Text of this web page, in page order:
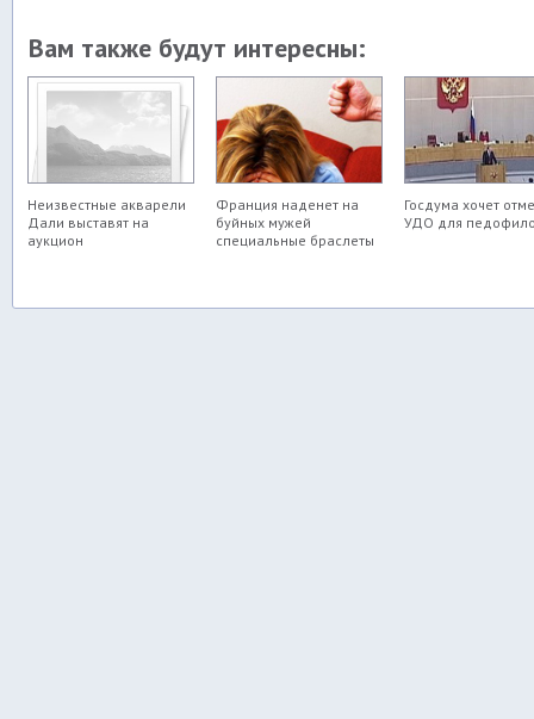
Вам также будут интересны:
Неизвестные акварели
Дали выставят на
аукцион
Франция наденет на
буйных мужей
специальные браслеты
Госдума хочет
УДО для